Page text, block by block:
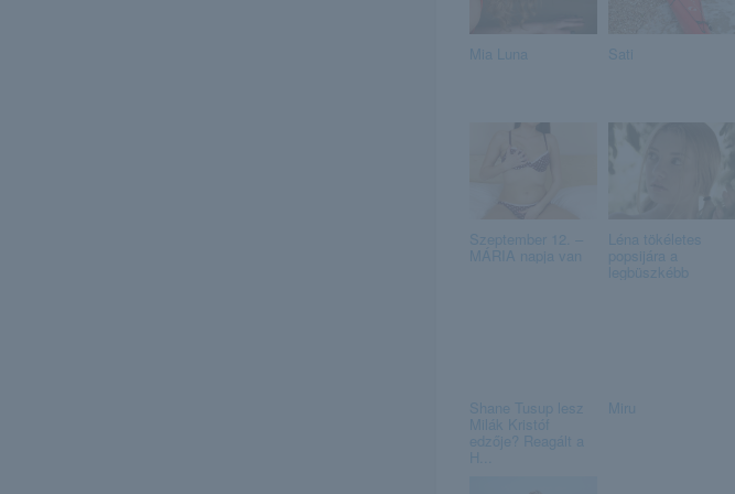
Mia Luna Sati
Szeptember 12. –
MÁRIA napja van
Léna tökéletes
popsijára a
legbüszkébb
Shane Tusup lesz
Milák Kristóf
edzője? Reagált a
H...
Miru